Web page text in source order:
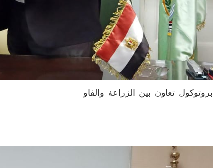
بروتوكول تعاون بين الزراعة والفاو